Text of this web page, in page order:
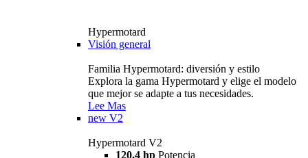
Hypermotard
Visión general
Familia Hypermotard: diversión y estilo
Explora la gama Hypermotard y elige el modelo
que mejor se adapte a tus necesidades.
Lee Mas
new V2
Hypermotard V2
120,4 hp Potencia